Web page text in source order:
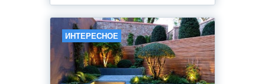
ИНТЕРЕСНОЕ